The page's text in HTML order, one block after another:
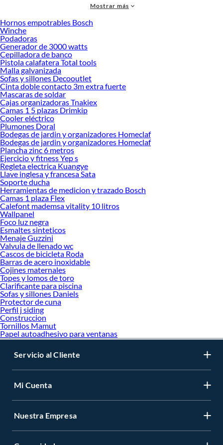
accesorios de calidad que te ayudarán a crear un espacio más tú.
Desde remodelaciones hasta proyectos de decoración, estamos aquí para hacer
tus ideas realidad. ¡Visítanos y encuentra todo lo que tenemos para ofrecerte en
Base Cama 1.5 Plazas!
Explora la variedad de productos de Base Cama 1.5 Plazas en Sodimac
Herramientas, materiales y accesorios de calidad para tus proyectos y
renovación de espacios. ¡Visítanos y descubre todo lo que tenemos para
ofrecerte!
Encuentra una amplia variedad de productos de Base Cama 1.5 Plazas en
Sodimac. Encuentra todo lo necesario para tus proyectos de renovación y
decoración. ¡Visítanos y haz tus ideas realidad!
Mostrar más
Hornos empotrables Bosch
Winche
Podadoras
Generador de 3000 watts
Cepilladora de banco
Pistola calafatera Total tools
Malla galvanizada
Sofas y sillones Decooutlet
Cinta doble contacto 3m extra fuerte
Mascaras de soldar
Cajas organizadoras Tnakiex
Camas 1 5 plazas Drimkip
Cooler eléctrico
Plumones Doral
Bodegas de jardin y organizadores Homeclaf
Bodegas de jardin y organizadores Homeclaf
Plancha zinc 6 metros
Ejercicio y fitness Yep s
Regleta electrica Kuangye
Llave inglesa y francesa Sata
Soporte ducha
Herramientas de medicion y trazado Bosch
Camas 1 plaza Flex
Calefont mademsa vitality 10 litros
Wallpanel
Foco luz negra
Esmaltes sinteticos
Menaje Guzzini
Valvula de llenado wc
Cascos de bicicleta Roda
Barras de acero inoxidable
Cojines maternales
Topes y lomos de toro
Clarificante para piscina
Sofas y sillones Daniels
Protector de cuna
Perfil j siding
Construccion
Tornillos Mamut
Papel autoadhesivo para ventanas
Servicio al Cliente
Mi Cuenta
Nuestra Empresa